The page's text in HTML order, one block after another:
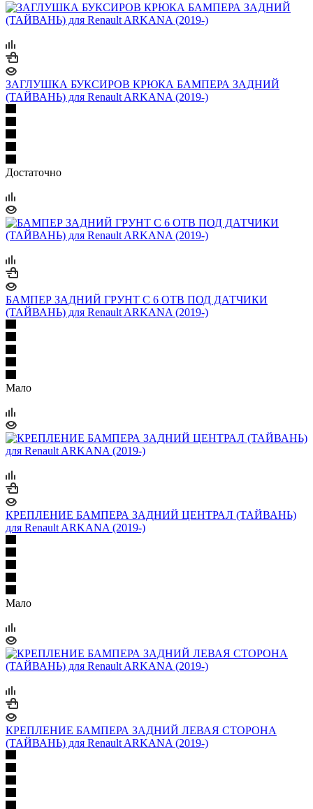
ЗАГЛУШКА БУКСИРОВ КРЮКА БАМПЕРА ЗАДНИЙ
(ТАЙВАНЬ) для Renault ARKANA (2019-)
Достаточно
БАМПЕР ЗАДНИЙ ГРУНТ С 6 ОТВ ПОД ДАТЧИКИ
(ТАЙВАНЬ) для Renault ARKANA (2019-)
Мало
КРЕПЛЕНИЕ БАМПЕРА ЗАДНИЙ ЦЕНТРАЛ (ТАЙВАНЬ)
для Renault ARKANA (2019-)
Мало
КРЕПЛЕНИЕ БАМПЕРА ЗАДНИЙ ЛЕВАЯ СТОРОНА
(ТАЙВАНЬ) для Renault ARKANA (2019-)